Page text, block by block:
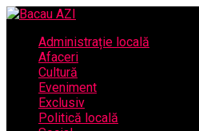
Administrație locală
Afaceri
Cultură
Eveniment
Exclusiv
Politică locală